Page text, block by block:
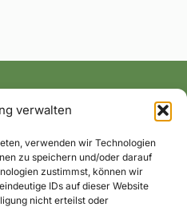
verwalten
verwenden wir Technologien
zu speichern und/oder darauf
zustimmst, können wir
IDs auf dieser Website
nicht erteilst oder
ins Postfach!